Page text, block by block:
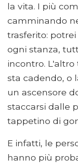
la vita. I più
camminando
trasferito:
ogni stanza,
incontro.
sta cadendo, o
un ascensore
staccarsi dalle
tappetino di
E infatti, le
hanno più